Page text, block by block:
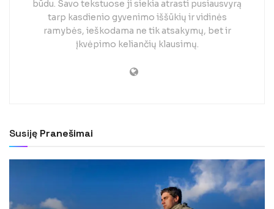
būdu. Savo tekstuose ji siekia atrasti pusiausvyrą
tarp kasdienio gyvenimo iššūkių ir vidinės
ramybės, ieškodama ne tik atsakymų, bet ir
įkvėpimo keliančių klausimų.
Susiję Pranešimai